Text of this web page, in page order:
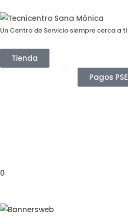
Un Centro de Servicio siempre cerca a ti
Tienda
Pagos PSE
0